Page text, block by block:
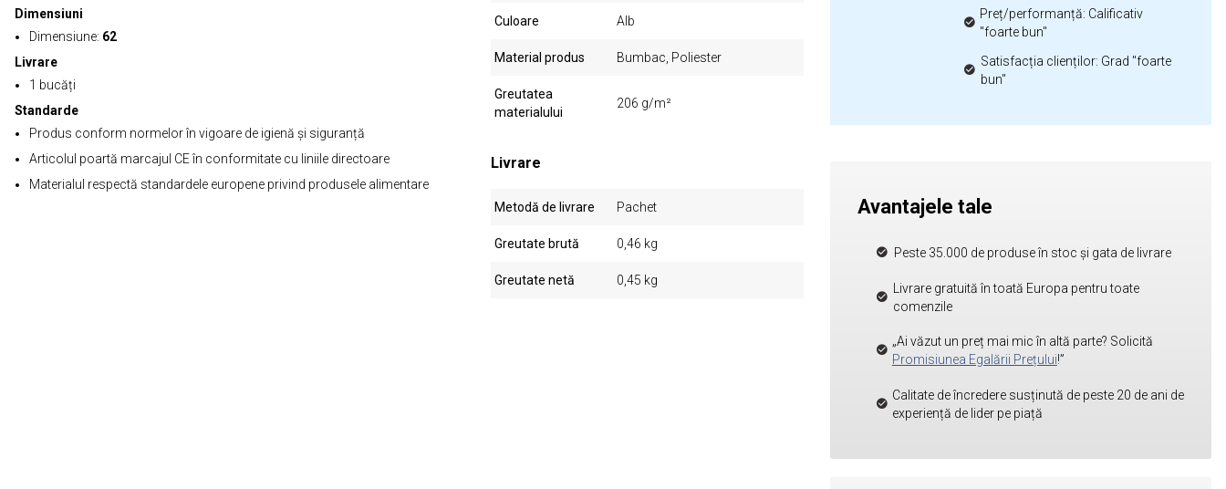
Dimensiuni
Dimensiune: 62
Livrare
1 bucăți
Standarde
Produs conform normelor în vigoare de igienă și siguranță
Articolul poartă marcajul CE în conformitate cu liniile directoare
Materialul respectă standardele europene privind produsele alimentare
Culoare Alb
Material produs Bumbac, Poliester
Greutatea
materialului
206 g/m²
Livrare
Metodă de livrare Pachet
Greutate brută 0,46 kg
Greutate netă 0,45 kg
Preț/performanță: Calificativ
"foarte bun"
Satisfacția clienților: Grad "foarte
bun"
Avantajele tale
Peste 35.000 de produse în stoc și gata de livrare
Livrare gratuită în toată Europa pentru toate
comenzile
„Ai văzut un preț mai mic în altă parte? Solicită
Promisiunea Egalării Prețului!”
Calitate de încredere susținută de peste 20 de ani de
experiență de lider pe piață